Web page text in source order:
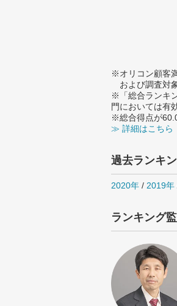
※オリコン顧客
および調査対
※「総合ランキ
門においては有
※総合得点が
≫ 詳細はこちら
過去ランキ
2020年 / 2019年
ランキング